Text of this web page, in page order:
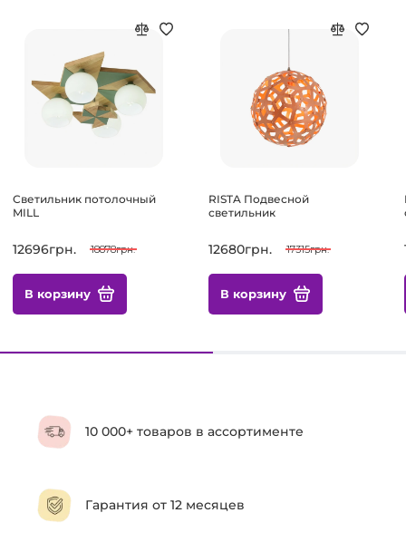
Светильник потолочный
MILL
12696грн. 18878грн.
В корзину
RISTA Подвесной
светильник
12680грн. 17315грн.
В корзину
10 000+ товаров в ассортименте
Гарантия от 12 месяцев